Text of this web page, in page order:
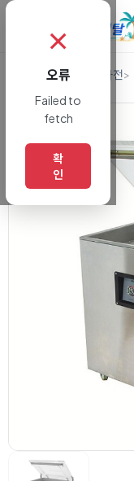
렌탈 디지털/가전
✗
오류
Failed to
fetch
확
인